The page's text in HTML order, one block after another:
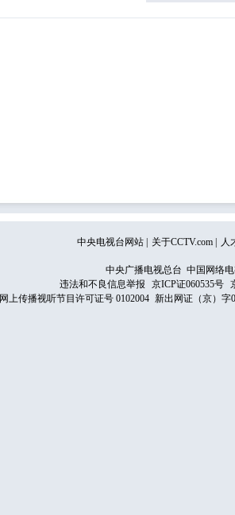
中央电视台网站 关于CCTV.com 人
中央广播电视总台 中国网络
违法和不良信息举报
京ICP证060535号
网上传播视听节目许可证号 0102004 新出网证（京）